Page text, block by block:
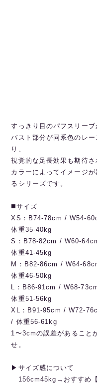
すっきり目のパフスリーブ
バスト部分が同系色のレ
り、
視覚的な足長効果も期待さ
カラーによってイメージ
るシリーズです。
◼️サイズ
XS：B74-78cm / W54-
体重35-40kg
S：B78-82cm / W60-
体重41-45kg
M：B82-86cm / W64-
体重46-50kg
L：B86-91cm / W68-
体重51-56kg
XL：B91-95cm / W72-
/ 体重56-61kg
1〜3cmの誤差があること
せ。
▶︎サイズ感について
156cm45kg→おすすめ【